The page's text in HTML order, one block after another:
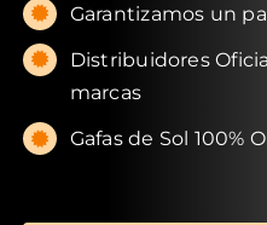
Garantizamos un
Distribuidores
marcas
Gafas de Sol 100%